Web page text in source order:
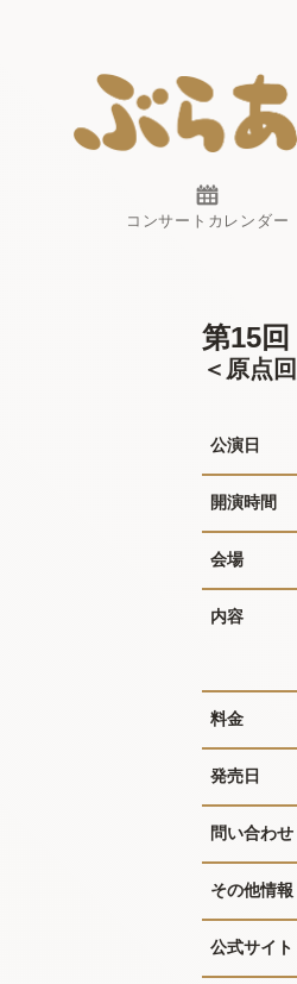
コンサートカレンダー
第15
＜原点
公演日
開演時間
会場
内容
料金
発売日
問い合わせ
その他情報
公式サイト